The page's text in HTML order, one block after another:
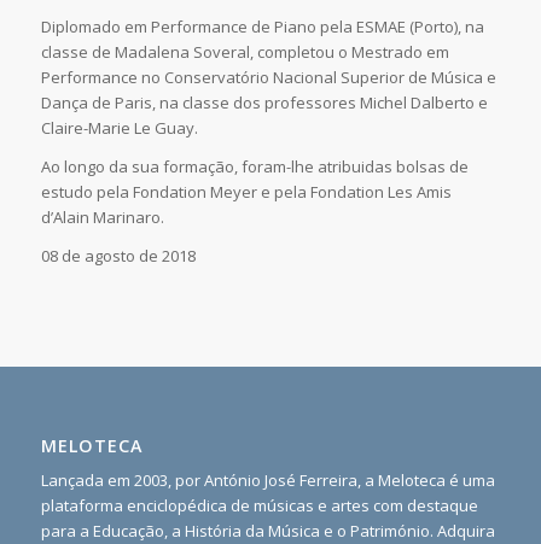
Diplomado em Performance de Piano pela ESMAE (Porto), na
classe de Madalena Soveral, completou o Mestrado em
Performance no Conservatório Nacional Superior de Música e
Dança de Paris, na classe dos professores Michel Dalberto e
Claire-Marie Le Guay.
Ao longo da sua formação, foram-lhe atribuidas bolsas de
estudo pela Fondation Meyer e pela Fondation Les Amis
d’Alain Marinaro.
08 de agosto de 2018
MELOTECA
Lançada em 2003, por António José Ferreira, a Meloteca é uma
plataforma enciclopédica de músicas e artes com destaque
para a Educação, a História da Música e o Património. Adquira